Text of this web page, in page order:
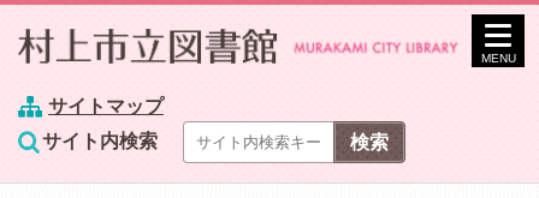
サイトマップ
サイト内検索
MENU